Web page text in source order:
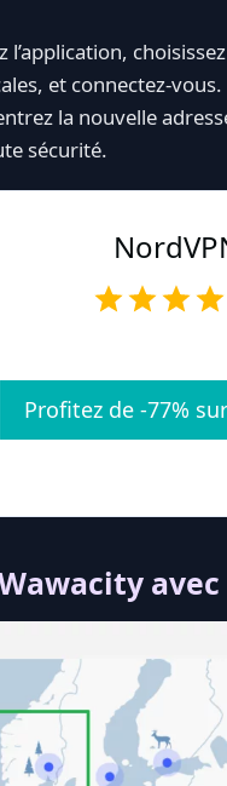
l’application,
et connectez-vous.
la nouvelle
sécurité.
Profitez de -77%
avec